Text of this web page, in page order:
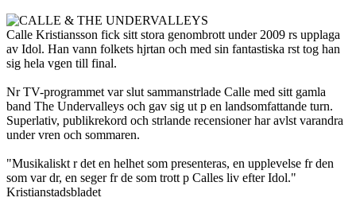
Calle Kristiansson fick sitt stora genombrott under 2009 rs upplaga
av Idol. Han vann folkets hjrtan och med sin fantastiska rst tog han
sig hela vgen till final.
Nr TV-programmet var slut sammanstrlade Calle med sitt gamla
band The Undervalleys och gav sig ut p en landsomfattande turn.
Superlativ, publikrekord och strlande recensioner har avlst varandra
under vren och sommaren.
"Musikaliskt r det en helhet som presenteras, en upplevelse fr den
som var dr, en seger fr de som trott p Calles liv efter Idol."
Kristianstadsbladet